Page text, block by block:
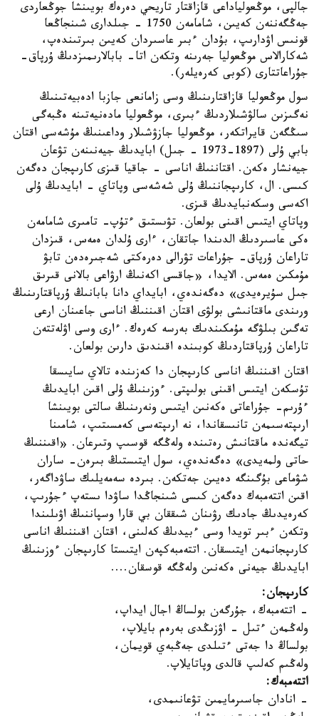
جالپى، موڭعولياداعى قازاقتار تاريحي دەرەك بويىنشا جوڭعاردى
جەڭگەننەن كەيىن، شامامەن 1750 - جىلدارى شىنجاڭعا
قونىس اۋدارىپ، بۇدان ءبىر عاسىردان كەيىن بىرتىندەپ،
شەكارالاس موڭعوليا جەرىنە وتكەن اتا- بابالارىمىزدىڭ ۇرپاق-
جۇراعاتتارى (كوبى كەرەيلەر).
سول موڭعوليا قازاقتارىنىڭ وسى زامانعى جازبا ادەبيەتىنىڭ
نەگىزىن سالۋشىلاردىڭ ءبىرى، موڭعوليا مادەنيەتىنە ەڭبەگى
سىڭگەن قايراتكەر، موڭعوليا جازۋشىلار وداعىنىڭ مۇشەسى اقتان
بابي ۇلى (1897-1973 - جىل) ابايدىڭ جيەنىنەن تۋعان
جيەنشار ەكەن. اقتاننىڭ اناسى - جاقيا قىزى كارىپجان دەگەن
كىسى. ال، كارىپجاننىڭ ۇلى شەشەسى وپاتاي - ابايدىڭ ۇلى
اكەسى وسكەنبايدىڭ قىزى.
وپاتاي ايتىس اقىنى بولعان. تۋىستىق ءتۇپ- تامىرى شامامەن
ەكى عاسىردىڭ الدىندا جاتقان، ءارى ۇلدان ەمەس، قىزدان
تاراعان ۇرپاق- جۇراعات تۋرالى دەرەكتى شەجىرەدەن تابۋ
مۇمكىن ەمەس. الايدا، «جاقسى اكەنىڭ ارۋاعى بالانى قىرىق
جىل سۇيرەيدى» دەگەندەي، ابايداي دانا بابانىڭ ۇرپاقتارىنىڭ
ورىندى ماقتانىشى بولۋى اقتان اقىننىڭ اناسى جاعىنان ارعى
تەگىن بىلۋگە مۇمكىندىك بەرسە كەرەك. ءارى وسى اۋلەتتەن
تاراعان ۇرپاقتاردىڭ كوبىندە اقىندىق دارىن بولعان.
اقتان اقىننىڭ اناسى كارىپجان دا كەزىندە تالاي سايىسقا
تۇسكەن ايتىس اقىنى بولىپتى. ءوزىنىڭ ۇلى اقىن ابايدىڭ
ءۇرىم- جۇراعاتى ەكەنىن ايتىس ونەرىنىڭ سالتى بويىنشا
ارىپتەسىمەن تانىسقاندا، نە ارىپتەسى كەمسىتىپ، شامىنا
تيگەندە ماقتانىش رەتىندە ولەڭگە قوسىپ وتىرعان. «اقىننىڭ
حاتى ولمەيدى» دەگەندەي، سول ايتىستىڭ بىرەن- ساران
شۋماعى بۇگىنگە دەيىن جەتكەن. بىردە سەمەيلىك ساۋداگەر،
اقىن اتتەمبەك دەگەن كىسى شىنجاڭدا ساۋدا ىستەپ ءجۇرىپ،
كەرەيدىڭ جادىك رۋىنان شىققان بي قارا وسپاننىڭ اۋىلىندا
وتكەن ءبىر تويدا وسى ءبيدىڭ كەلىنى، اقتان اقىننىڭ اناسى
كارىپجانمەن ايتىسقان. اتتەمبەكپەن ايتىستا كارىپجان ءوزىنىڭ
ابايدىڭ جيەنى ەكەنىن ولەڭگە قوسقان....
كارىپجان:
- اتتەمبەك، جۇرگەن بولساڭ اجال ايداپ،
ولەڭمەن ءتىل - اۋزىڭدى بەرەم بايلاپ،
بولساڭ دا جەتى ءتىلدى جەڭبەي قويمان،
ولەڭىم كەلىپ قالدى وپاتايلاپ.
اتتەمبەك:
- انادان جاسىرمايمىن تۋعانىمدى،